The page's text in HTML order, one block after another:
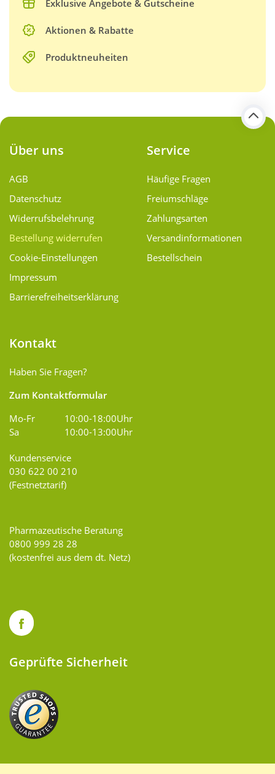
Exklusive Angebote & Gutscheine
Aktionen & Rabatte
Produktneuheiten
Über uns
AGB
Datenschutz
Widerrufsbelehrung
Bestellung widerrufen
Cookie-Einstellungen
Impressum
Barrierefreiheitserklärung
Service
Häufige Fragen
Freiumschläge
Zahlungsarten
Versand­informationen
Bestellschein
Kontakt
Haben Sie Fragen?
Zum Kontaktformular
Mo-Fr
10:00-18:00Uhr
Sa
10:00-13:00Uhr
Kundenservice
030 622 00 210
(Festnetztarif)
Pharmazeutische Beratung
0800 999 28 28
(kostenfrei aus dem dt. Netz)
Geprüfte Sicherheit